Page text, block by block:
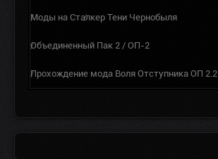
Моды на Сталкер Тени Чернобыля
Объединенный Пак 2 / ОП-2
Прохождение мода Воля Отступника ОП 2.2